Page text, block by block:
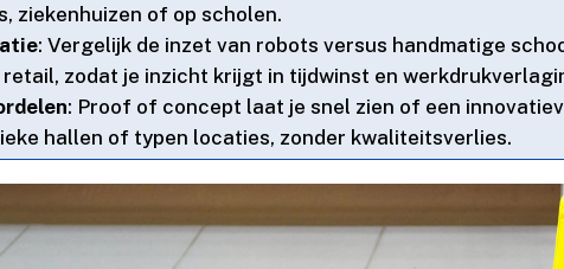
ziekenhuizen of op scholen.​
: Vergelijk de inzet van robots versus handmatige
zodat je inzicht krijgt in tijdwinst en
: Proof of concept laat je snel zien of een
hallen of typen locaties, zonder kwaliteitsverlies.​